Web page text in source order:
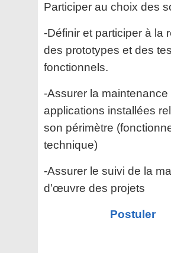
Participer au choix des
-Définir et participer à la
des prototypes et des
fonctionnels.
-Assurer la maintenance
applications installées
son périmètre
technique)
-Assurer le suivi de la
d’œuvre des projets
Postuler